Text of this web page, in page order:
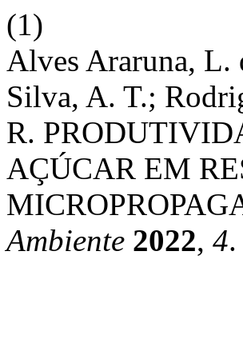
(1)
Alves Araruna, L.
Silva, A. T.;
R.
AÇÚCAR EM
Ambiente 2022, 4.